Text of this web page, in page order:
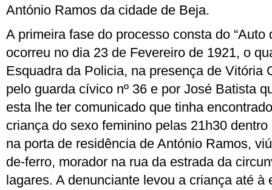
António Ramos da cidade de Beja.
A primeira fase do processo consta do “Auto
ocorreu no dia 23 de Fevereiro de 1921, o
Esquadra da Policia, na presença de Vitória
pelo guarda cívico nº 36 e por José Batista
esta lhe ter comunicado que tinha
criança do sexo feminino pelas 21h30
na porta de residência de António Ramos,
de-ferro, morador na rua da estrada da
lagares. A denunciante levou a criança até à